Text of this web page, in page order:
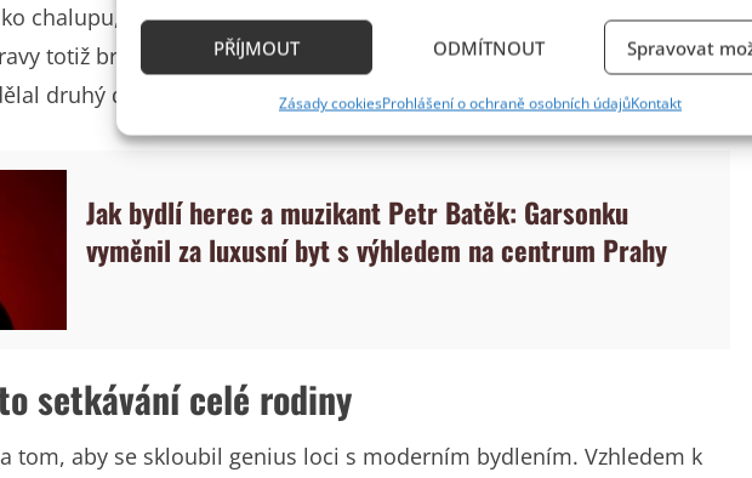
Identifikace zařízení na základě automaticky přenášených informací.
základě aktivně požadovaných informací.
odstraňování chyb, Poskytování a zobrazování reklamy a
obsahu, Ukládání a sdělování voleb ochrany osobních údajů.
PŘÍJMOUT ODMÍTNOUT Spravovat
Zásady cookiesProhlášení o ochraně osobních údajůKontakt
chalupu, se ale nakonec proměnila v něco mnohem víc než jen
totiž brzy přerostly v rozsáhlou rekonstrukci. Roman Zach si na
druhý domov.
Jak bydlí herec a muzikant Petr Batěk: Garsonku
vyměnil za luxusní byt s výhledem na centrum Prahy
setkávání celé rodiny
tom, aby se skloubil genius loci s moderním bydlením. Vzhledem k